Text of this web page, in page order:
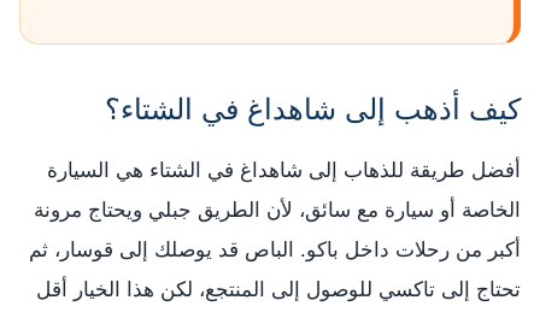
كيف أذهب إلى شاهداغ في الشتاء؟
أفضل طريقة للذهاب إلى شاهداغ في الشتاء هي السيارة
الخاصة أو سيارة مع سائق، لأن الطريق جبلي ويحتاج مرونة
أكبر من رحلات داخل باكو. الباص قد يوصلك إلى قوسار، ثم
تحتاج إلى تاكسي للوصول إلى المنتجع، لكن هذا الخيار أقل